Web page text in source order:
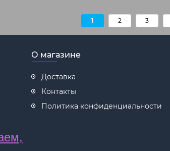
1 2 3
О магазине
Доставка
Контакты
Политика конфиденциальности